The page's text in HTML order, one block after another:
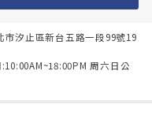
市汐止區新台五路一段99號19
周六日公